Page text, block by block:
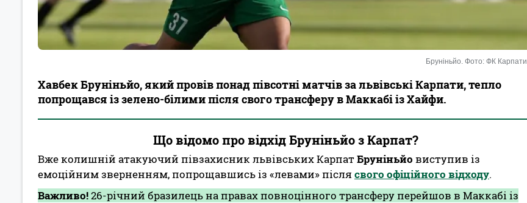
Бруніньйо. Фото: ФК Карпати
Хавбек Бруніньйо, який провів понад півсотні матчів за львівські Карпати, тепло
попрощався із зелено-білими після свого трансферу в Маккабі із Хайфи.
Що відомо про відхід Бруніньйо з Карпат?
Вже колишній атакуючий півзахисник львівських КарпатБруніньйо виступив із
емоційним зверненням, попрощавшись із «левами» після свого офіційного відходу.
Важливо!26-річний бразилець на правах повноцінного трансферу перейшов в Маккабі із